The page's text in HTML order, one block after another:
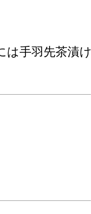
は手羽先茶漬